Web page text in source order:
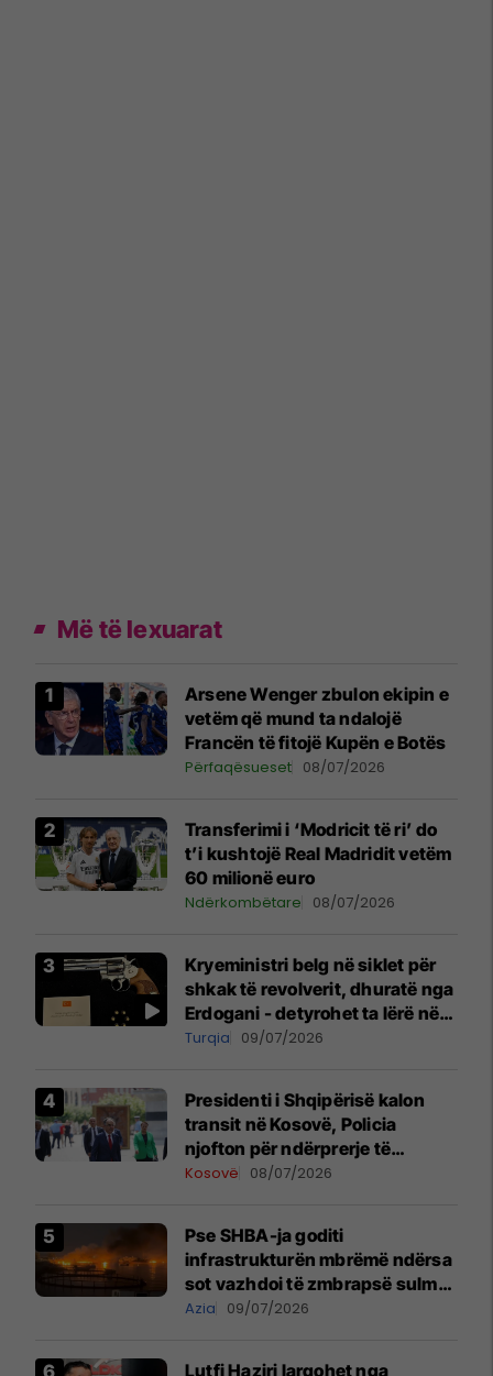
Më të lexuarat
Arsene Wenger zbulon ekipin e
vetëm që mund ta ndalojë
Francën të fitojë Kupën e Botës
Përfaqësueset 08/07/2026
Transferimi i ‘Modricit të ri’ do
t’i kushtojë Real Madridit vetëm
60 milionë euro
Ndërkombëtare 08/07/2026
Kryeministri belg në siklet për
shkak të revolverit, dhuratë nga
Erdogani - detyrohet ta lërë në
një bazë ushtarake
Turqia 09/07/2026
Presidenti i Shqipërisë kalon
transit në Kosovë, Policia
njofton për ndërprerje të
përkohshme të trafikut
Kosovë 08/07/2026
Pse SHBA-ja goditi
infrastrukturën mbrëmë ndërsa
sot vazhdoi të zmbrapsë sulmet
iraniane
Azia 09/07/2026
Lutfi Haziri largohet nga